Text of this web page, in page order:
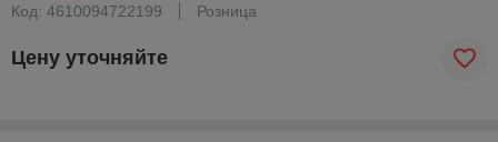
Код: 4610094722199
Розница
Цену уточняйте